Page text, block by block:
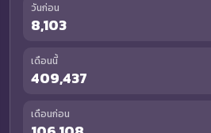
วันก่อน
8,103
เดือนนี้
409,437
เดือนก่อน